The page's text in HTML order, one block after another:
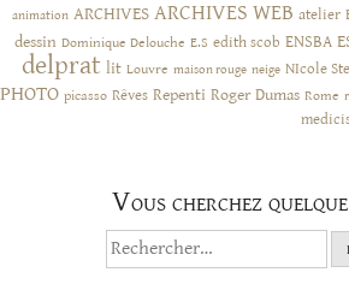
animation ARCHIVES ARCHIVES WEB atelier
dessin Dominique Delouche E.S edith scob ENSBA
delprat lit Louvre maison rouge neige NIcole
PHOTO picasso Rêves Repenti Roger Dumas Rome
Vous cherchez
Rechercher :